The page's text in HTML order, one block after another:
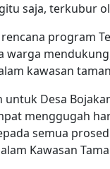
saja, terkubur
program
warga
kawasan
Desa
menggugah
semua
Kawasan